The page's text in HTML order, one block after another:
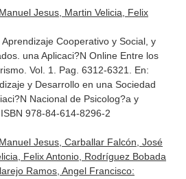
Jesus, Martin Velicia, Felix
Cooperativo y Social, y
una Aplicaci?N Online Entre los
Vol. 1. Pag. 6312-6321. En:
y Desarrollo en una Sociedad
Nacional de Psicolog?a y
978-84-614-8296-2
Jesus, Carballar Falcón, José
Felix Antonio, Rodríguez Bobada
Ramos, Angel Francisco: